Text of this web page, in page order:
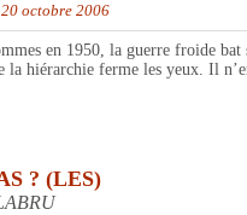
octobre 2006
en 1950, la guerre froide bat
la hiérarchie ferme les yeux. Il
? (LES)